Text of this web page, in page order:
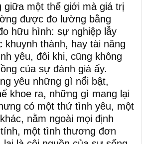
giữa một thế giới mà giá trị
được đo lường bằng
hữu hình: sự nghiệp lẫy
khuynh thành, hay tài năng
yêu, đôi khi, cũng không
của sự đánh giá ấy.
yêu những gì nổi bật,
khoe ra, những gì mang lại
có một thứ tình yêu, một
nằm ngoài mọi định
một tình thương đơn